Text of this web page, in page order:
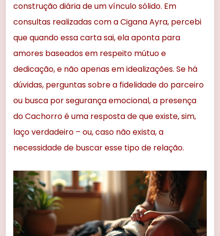
construção diária de um vínculo sólido. Em
consultas realizadas com a Cigana Ayra, percebi
que quando essa carta sai, ela aponta para
amores baseados em respeito mútuo e
dedicação, e não apenas em idealizações. Se há
dúvidas, perguntas sobre a fidelidade do parceiro
ou busca por segurança emocional, a presença
do Cachorro é uma resposta de que existe, sim,
laço verdadeiro – ou, caso não exista, a
necessidade de buscar esse tipo de relação.